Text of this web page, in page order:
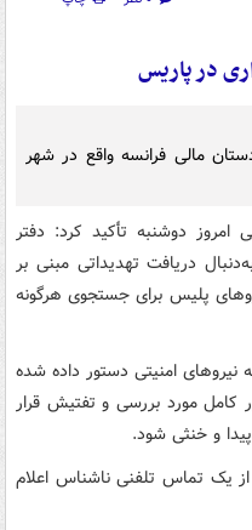
در پاریس
مالی فرانسه واقع در شهر
امروز دوشنبه تأکید کرد: دفتر
دریافت تهدیداتی مبنی بر
پلیس برای جستجوی هرگونه
امنیتی دستور داده شده
کامل مورد بررسی و تفتیش قرار
و خنثی شود.
یک تماس تلفنی ناشناس اعلام